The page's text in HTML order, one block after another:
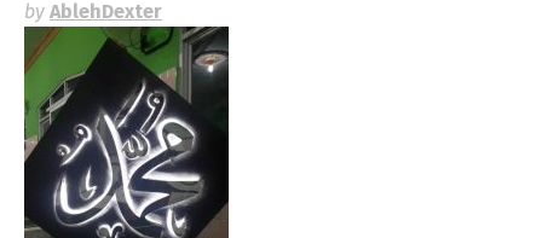
by AblehDexter